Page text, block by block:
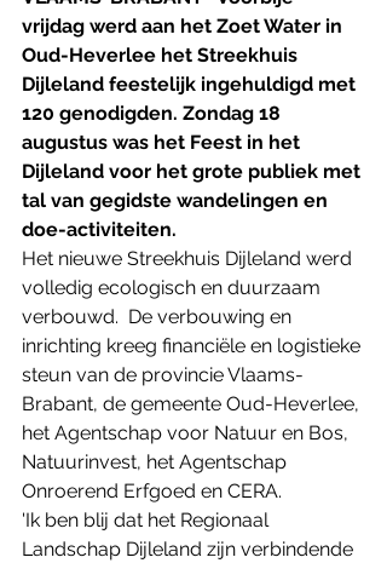
vrijdag werd aan het Zoet Water in
Oud-Heverlee het Streekhuis
Dijleland feestelijk ingehuldigd met
120 genodigden. Zondag 18
augustus was het Feest in het
Dijleland voor het grote publiek met
tal van gegidste wandelingen en
doe-activiteiten.
Het nieuwe Streekhuis Dijleland werd
volledig ecologisch en duurzaam
verbouwd.  De verbouwing en
inrichting kreeg financiële en logistieke
steun van de provincie Vlaams-
Brabant, de gemeente Oud-Heverlee,
het Agentschap voor Natuur en Bos,
Natuurinvest, het Agentschap
Onroerend Erfgoed en CERA.
'Ik ben blij dat het Regionaal
Landschap Dijleland zijn verbindende